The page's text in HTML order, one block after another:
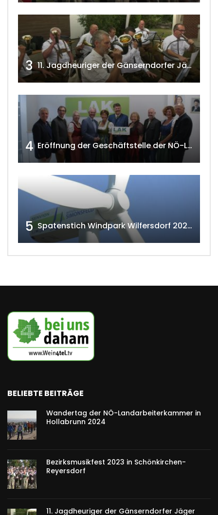
3 11. Jagdheuriger der Gänserndorfer Jäger 2020 w4tv166
4 Eröffnung der Geschäftstelle der NÖ-Landarbeiterkammer in Mistelbach w4tv174
5 Spatenstich Windpark Wilfersdorf 2023 w4tv177
BELIEBTE BEITRÄGE
Wandertag der NÖ-Landarbeiterkammer in
Hollabrunn 2024
Bezirksmusikfest 2023 in Schönkirchen-
Reyersdorf
11. Jagdheuriger der Gänserndorfer Jäger